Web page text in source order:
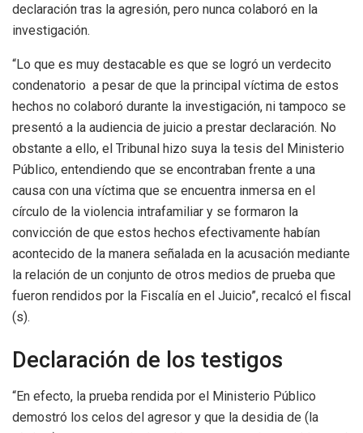
declaración tras la agresión, pero nunca colaboró en la
investigación.
“Lo que es muy destacable es que se logró un verdecito
condenatorio a pesar de que la principal víctima de estos
hechos no colaboró durante la investigación, ni tampoco se
presentó a la audiencia de juicio a prestar declaración. No
obstante a ello, el Tribunal hizo suya la tesis del Ministerio
Público, entendiendo que se encontraban frente a una
causa con una víctima que se encuentra inmersa en el
círculo de la violencia intrafamiliar y se formaron la
convicción de que estos hechos efectivamente habían
acontecido de la manera señalada en la acusación mediante
la relación de un conjunto de otros medios de prueba que
fueron rendidos por la Fiscalía en el Juicio”, recalcó el fiscal
(s).
Declaración de los testigos
“En efecto, la prueba rendida por el Ministerio Público
demostró los celos del agresor y que la desidia de (la